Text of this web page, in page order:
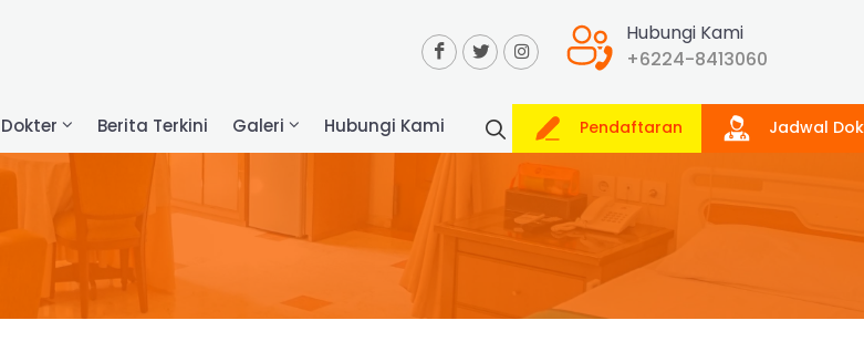
Hubungi Kami
+6224-8413060
Pendaftaran Jadwal
Dokter Berita Terkini Galeri Hubungi Kami